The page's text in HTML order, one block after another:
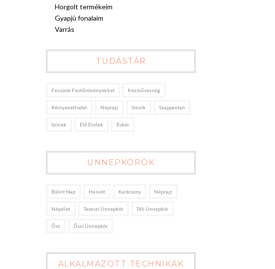
Horgolt termékeim
Gyapjú fonalaim
Varrás
TUDÁSTÁR
Fessünk Festőnövényekkel Kézművesség
Környezettudat Néprajz Smink Szappantan
Színek Élő Ételek Évkör
ÜNNEPKÖRÖK
Bálint Nap Húsvét Karácsony Néprajz
Népélet Tavaszi Ünnepkör Téli Ünnepkör
Ősz Őszi Ünnepkör
ALKALMAZOTT TECHNIKÁK